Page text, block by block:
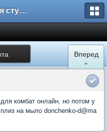
Форум для студента СГА
Вперед
»
комбат онлайн, но потом у
на мыло donchenko-d@ma